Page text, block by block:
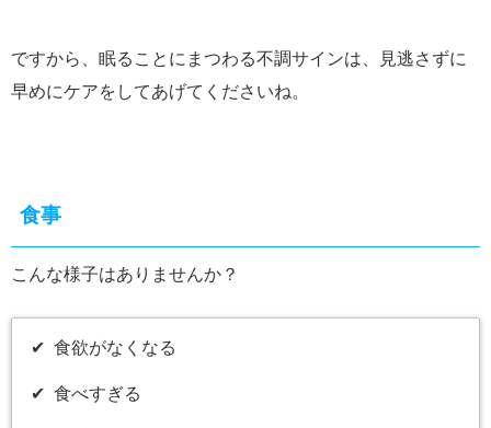
ですから、眠ることにまつわる不調サインは、見逃さずに
早めにケアをしてあげてくださいね。
食事
こんな様子はありませんか？
✔︎ 食欲がなくなる
✔︎ 食べすぎる